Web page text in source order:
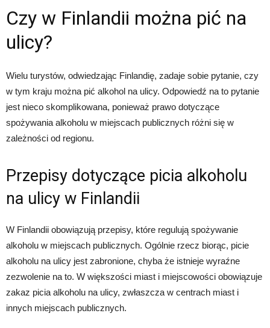
Czy w Finlandii można pić na
ulicy?
Wielu turystów, odwiedzając Finlandię, zadaje sobie pytanie, czy
w tym kraju można pić alkohol na ulicy. Odpowiedź na to pytanie
jest nieco skomplikowana, ponieważ prawo dotyczące
spożywania alkoholu w miejscach publicznych różni się w
zależności od regionu.
Przepisy dotyczące picia alkoholu
na ulicy w Finlandii
W Finlandii obowiązują przepisy, które regulują spożywanie
alkoholu w miejscach publicznych. Ogólnie rzecz biorąc, picie
alkoholu na ulicy jest zabronione, chyba że istnieje wyraźne
zezwolenie na to. W większości miast i miejscowości obowiązuje
zakaz picia alkoholu na ulicy, zwłaszcza w centrach miast i
innych miejscach publicznych.